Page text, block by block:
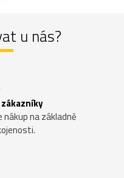
u nás?
nákup na základně